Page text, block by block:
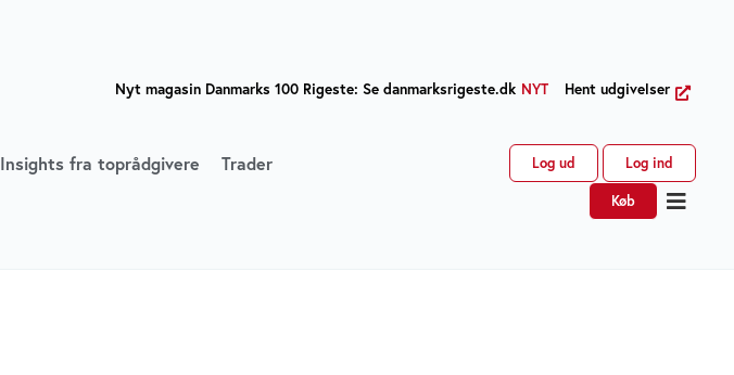
Nyt magasin Danmarks 100 Rigeste: Se danmarksrigeste.dk NYT Hent udgivelser
Insights fra toprådgivere
Trader
Log ud Log ind
Køb